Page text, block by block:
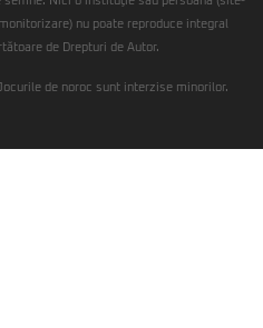
nu poate reproduce integral
de Drepturi de Autor.
de noroc sunt interzise minorilor.